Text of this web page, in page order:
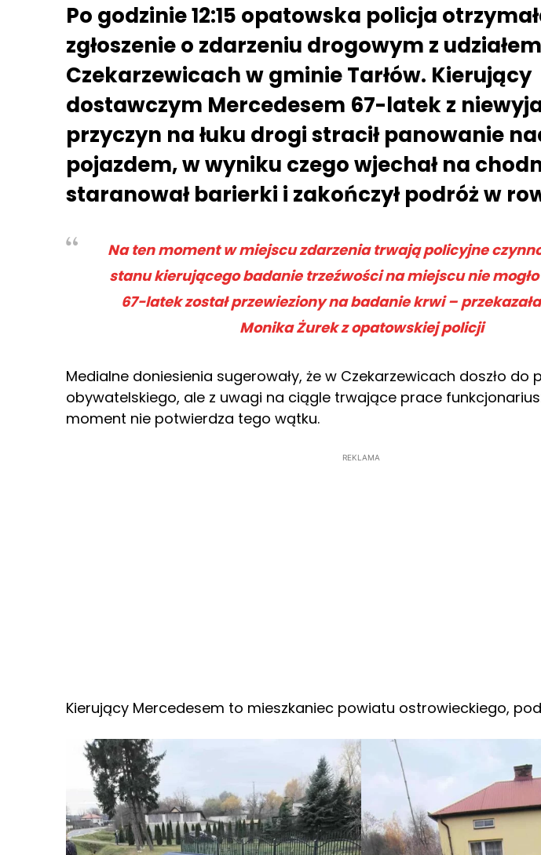
Po godzinie 12:15 opatowska policja
zgłoszenie o zdarzeniu drogowym z
Czekarzewicach w gminie Tarłów. Kierujący
dostawczym Mercedesem 67-latek z
przyczyn na łuku drogi stracił panowanie
pojazdem, w wyniku czego wjechał na
staranował barierki i zakończył podróż w
Na ten moment w miejscu zdarzenia trwają policyjne
stanu kierującego badanie trzeźwości na miejscu nie
67-latek został przewieziony na badanie krwi –
Monika Żurek z opatowskiej policji
Medialne doniesienia sugerowały, że w Czekarzewicach doszło do
obywatelskiego, ale z uwagi na ciągle trwające prace
moment nie potwierdza tego wątku.
REKLAMA
Kierujący Mercedesem to mieszkaniec powiatu ostrowieckiego,